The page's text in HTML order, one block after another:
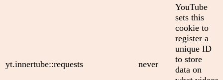
yt.innertube::requests never
YouTube
sets this
cookie to
register a
unique ID
to store
data on